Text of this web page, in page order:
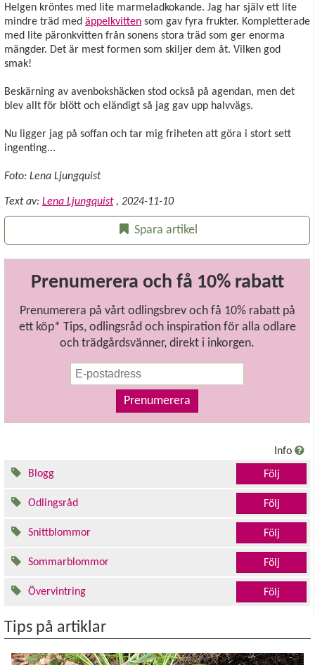
Helgen kröntes med lite marmeladkokande. Jag har själv ett lite
mindre träd med äppelkvitten som gav fyra frukter. Kompletterade
med lite päronkvitten från sonens stora träd som ger enorma
mängder. Det är mest formen som skiljer dem åt. Vilken god
smak!
Beskärning av avenbokshäcken stod också på agendan, men det
blev allt för blött och eländigt så jag gav upp halvvägs.
Nu ligger jag på soffan och tar mig friheten att göra i stort sett
ingenting...
Foto: Lena Ljungquist
Text av: Lena Ljungquist , 2024-11-10
Spara artikel
Prenumerera och få 10% rabatt
Prenumerera på vårt odlingsbrev och få 10% rabatt på
ett köp* Tips, odlingsråd och inspiration för alla odlare
och trädgårdsvänner, direkt i inkorgen.
Prenumerera
Info
Blogg
Följ
Odlingsråd Följ
Snittblommor Följ
Sommarblommor Följ
Övervintring Följ
Tips på artiklar